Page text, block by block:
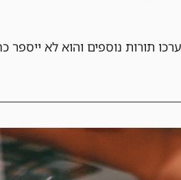
תורות נוספים והוא לא ייספר